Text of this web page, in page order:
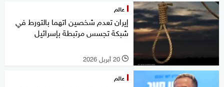
عالم
إيران تعدم شخصين اتهما بالتورط في
شبكة تجسس مرتبطة بإسرائيل
l 20 أبريل 2026
عالم